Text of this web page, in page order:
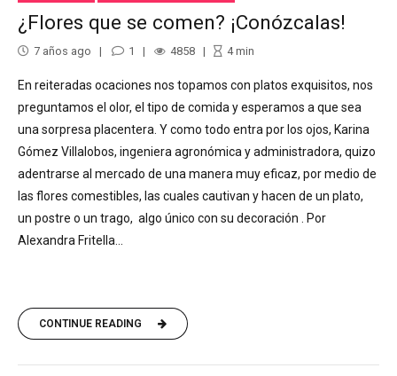
¿Flores que se comen? ¡Conózcalas!
7 años ago 1 4858 4min
En reiteradas ocaciones nos topamos con platos exquisitos, nos
preguntamos el olor, el tipo de comida y esperamos a que sea
una sorpresa placentera. Y como todo entra por los ojos, Karina
Gómez Villalobos, ingeniera agronómica y administradora, quizo
adentrarse al mercado de una manera muy eficaz, por medio de
las flores comestibles, las cuales cautivan y hacen de un plato,
un postre o un trago, algo único con su decoración . Por
Alexandra Fritella...
CONTINUE READING